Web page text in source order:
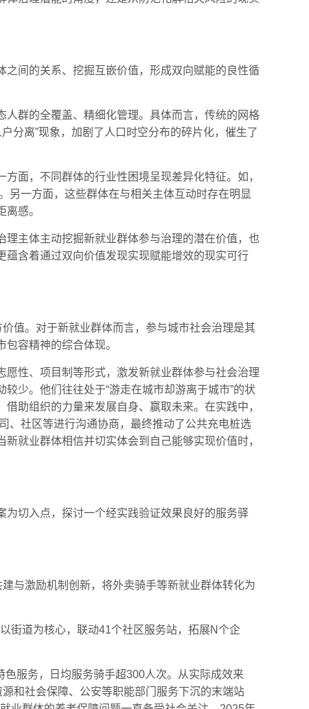
间的关系、挖掘互嵌价值，形成双向赋能的良性循
群的全覆盖、精细化管理。具体而言，传统的网格
分离”现象，加剧了人口时空分布的碎片化，催生了
面，不同群体的行业性困境呈现差异化特征。如，
另一方面，这些群体在与相关主体互动时存在明显
感。
主体主动挖掘新就业群体参与治理的潜在价值，也
含着通过双向价值发现实现赋能增效的现实可行
值。对于新就业群体而言，参与城市社会治理是其
容精神的综合体现。
愿性、项目制等形式，激发新就业群体参与社会治理
少。他们往往处于“游走在城市却游离于城市”的状
助组织的力量来发展自身、赢取未来。在实践中，
、社区等进行沟通协商，最终推动了公共充电桩选
就业群体相信并切实体会到自己能够实现价值时，
切入点，探讨一个经实践验证效果良好的服务驿
与激励机制创新，将外卖骑手等新就业群体转化为
街道为核心，联动41个社区服务站，拓展N个企
服务，日均服务骑手超300人次。从实际成效来
和社会保障、公安等职能部门服务下沉的末端站